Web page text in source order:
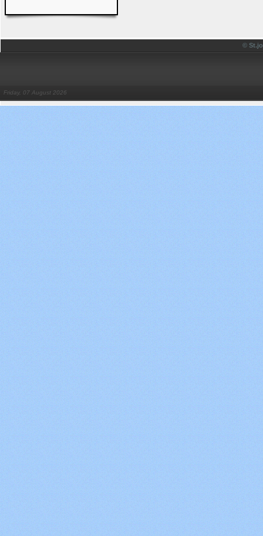
©
Friday, 07 August 2026